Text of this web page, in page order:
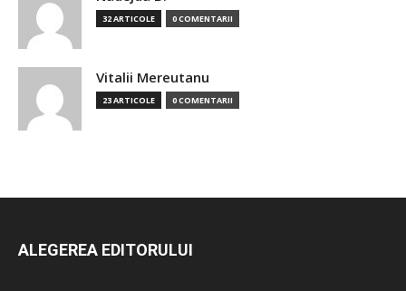
32 ARTICOLE 0 COMENTARII
Vitalii Mereutanu
23 ARTICOLE 0 COMENTARII
ALEGEREA EDITORULUI